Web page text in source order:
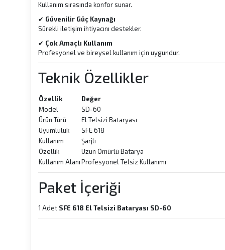
Kullanım sırasında konfor sunar.
✔ Güvenilir Güç Kaynağı
Sürekli iletişim ihtiyacını destekler.
✔ Çok Amaçlı Kullanım
Profesyonel ve bireysel kullanım için uygundur.
Teknik Özellikler
Özellik
Değer
Model
SD-60
Ürün Türü
El Telsizi Bataryası
Uyumluluk
SFE 618
Kullanım
Şarjlı
Özellik
Uzun Ömürlü Batarya
Kullanım AlanıProfesyonel Telsiz Kullanımı
Paket İçeriği
1 Adet SFE 618 El Telsizi Bataryası SD-60